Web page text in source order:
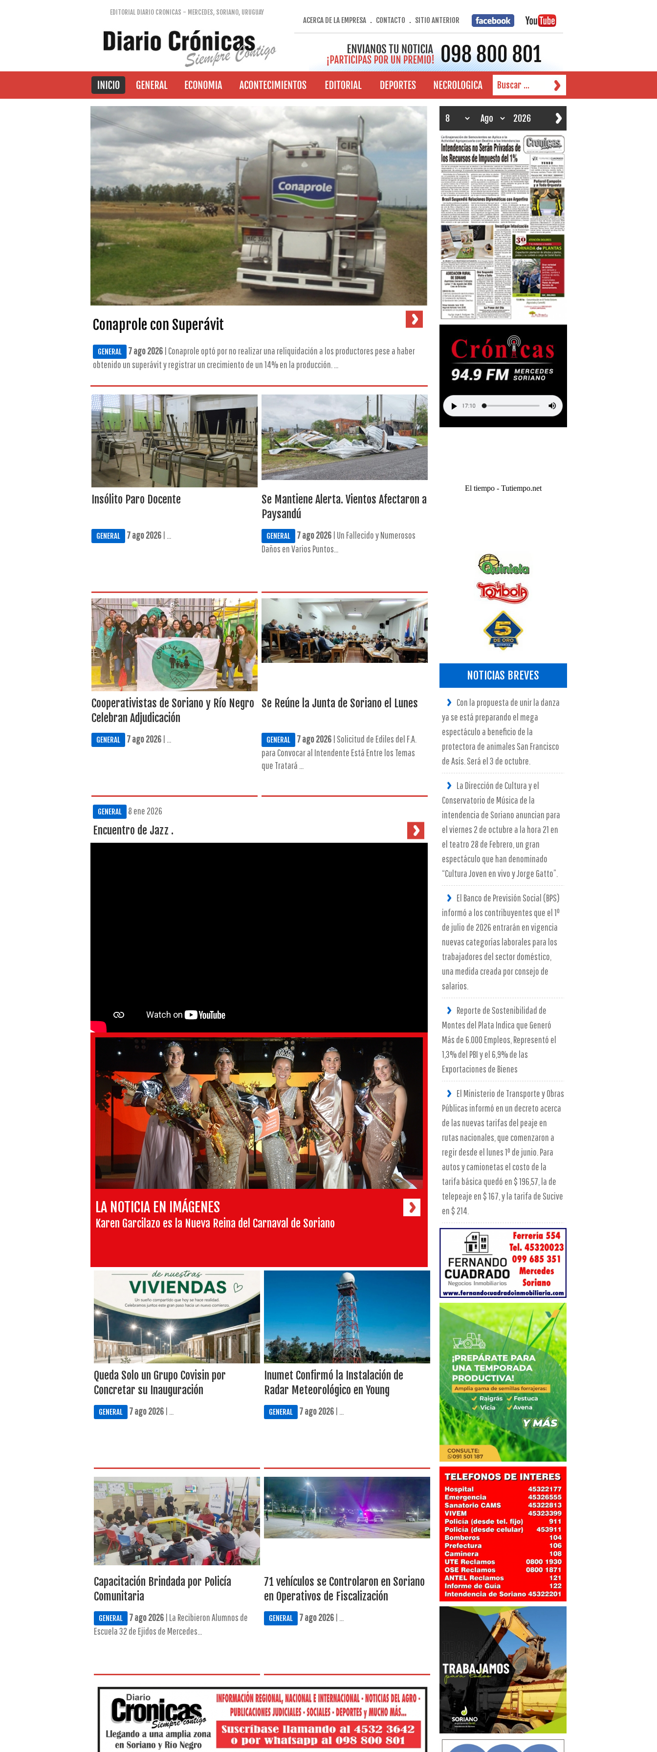
EDITORIAL DIARIO CRONICAS - MERCEDES, SORIANO, URUGUAY
ACERCA DE LA EMPRESA. CONTACTO . SITIO ANTERIOR
Conaprole con Superávit
GENERAL 7 ago 2026| Conaprole optó por no realizar una reliquidación a los productores pese a haber
obtenido un superávit y registrar un crecimiento de un 14% en la producción. ...
Insólito Paro Docente
GENERAL 7 ago 2026| ...
Se Mantiene Alerta. Vientos Afectaron a
Paysandú
GENERAL 7 ago 2026| Un Fallecido y Numerosos
Daños en Varios Puntos...
Cooperativistas de Soriano y Río Negro
Celebran Adjudicación
GENERAL 7 ago 2026| ...
Se Reúne la Junta de Soriano el Lunes
GENERAL 7 ago 2026| Solicitud de Ediles del F.A.
para Convocar al Intendente Está Entre los Temas
que Tratará ...
GENERAL 8 ene 2026
Encuentro de Jazz .
LA NOTICIA EN IMÁGENES
Karen Garcilazo es la Nueva Reina del Carnaval de Soriano
Queda Solo un Grupo Covisin por
Concretar su Inauguración
GENERAL 7 ago 2026| ...
Inumet Confirmó la Instalación de
Radar Meteorológico en Young
GENERAL 7 ago 2026| ...
Capacitación Brindada por Policía
Comunitaria
GENERAL 7 ago 2026| La Recibieron Alumnos de
Escuela 32 de Ejidos de Mercedes...
71 vehículos se Controlaron en Soriano
en Operativos de Fiscalización
GENERAL 7 ago 2026| ...
El tiempo - Tutiempo.net
NOTICIAS BREVES
Con la propuesta de unir la danza
ya se está preparando el mega
espectáculo a beneficio de la
protectora de animales San Francisco
de Asís. Será el 3 de octubre.
La Dirección de Cultura y el
Conservatorio de Música de la
intendencia de Soriano anuncian para
el viernes 2 de octubre a la hora 21 en
el teatro 28 de Febrero, un gran
espectáculo que han denominado
“Cultura Joven en vivo y Jorge Gatto”.
El Banco de Previsión Social (BPS)
informó a los contribuyentes que el 1º
de julio de 2026 entrarán en vigencia
nuevas categorías laborales para los
trabajadores del sector doméstico,
una medida creada por consejo de
salarios.
Reporte de Sostenibilidad de
Montes del Plata Indica que Generó
Más de 6.000 Empleos, Representó el
1,3% del PBI y el 6,9% de las
Exportaciones de Bienes
El Ministerio de Transporte y Obras
Públicas informó en un decreto acerca
de las nuevas tarifas del peaje en
rutas nacionales, que comenzaron a
regir desde el lunes 1º de junio. Para
autos y camionetas el costo de la
tarifa básica quedó en $ 196,57, la de
telepeaje en $ 167, y la tarifa de Sucive
en $ 214.